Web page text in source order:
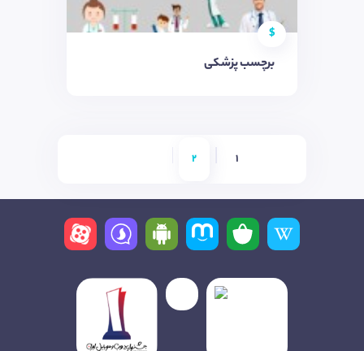
$
برچسب پزشکی
1
2